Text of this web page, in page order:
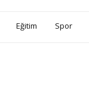
Eğitim Spor